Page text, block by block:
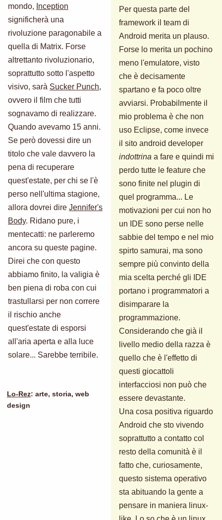
mondo, Inception
significherà una
rivoluzione paragonabile a
quella di Matrix. Forse
altrettanto rivoluzionario,
soprattutto sotto l'aspetto
visivo, sarà Sucker Punch,
ovvero il film che tutti
sognavamo di realizzare.
Quando avevamo 15 anni.
Se però dovessi dire un
titolo che vale davvero la
pena di recuperare
quest'estate, per chi se l'è
perso nell'ultima stagione,
allora dovrei dire Jennifer's
Body. Ridano pure, i
mentecatti: ne parleremo
ancora su queste pagine.
Direi che con questo
abbiamo finito, la valigia è
ben piena di roba con cui
trastullarsi per non correre
il rischio anche
quest'estate di esporsi
all'aria aperta e alla luce
solare... Sarebbe terribile.
Lo-Rez: arte, storia, web
design
Per questa parte del
framework il team di
Android merita un plauso.
Forse lo merita un pochino
meno l'emulatore, visto
che è decisamente
spartano e fa poco oltre
avviarsi. Probabilmente il
mio problema è che non
uso Eclipse, come invece
il sito android developer
indottrina a fare e quindi mi
perdo tutte le feature che
sono finite nel plugin di
quel programma... Le
motivazioni per cui non ho
un IDE sono perse nelle
sabbie del tempo e nel mio
spirto samurai, ma sono
sempre più convinto della
mia scelta perché gli IDE
portano i programmatori a
disimparare la
programmazione.
Considerando che già il
livello medio della razza è
quello che è l'effetto di
questi giocattoli
interfacciosi non può che
essere devastante.
Una cosa positiva riguardo
Android che sto vivendo
soprattutto a contatto col
resto della comunità è il
fatto che, curiosamente,
questo sistema operativo
sta abituando la gente a
pensare in maniera linux-